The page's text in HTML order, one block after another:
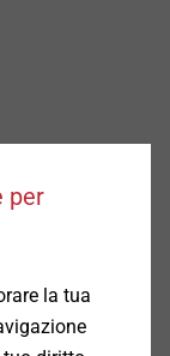
per
la tua